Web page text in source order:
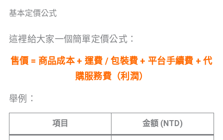
基本定價公式
這裡給大家一個簡單定價公式：
售價 = 商品成本 + 運費 / 包裝費 + 平台手續費 + 代
購服務費（利潤）
舉例：
項目 金額 (NTD)